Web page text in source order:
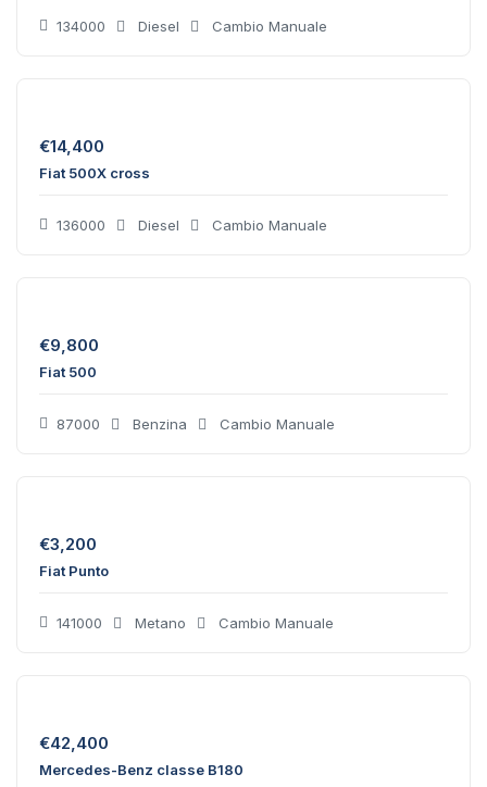
134000 Diesel Cambio Manuale
€14,400
Fiat 500X cross
136000 Diesel Cambio Manuale
€9,800
Fiat 500
87000 Benzina Cambio Manuale
€3,200
Fiat Punto
141000 Metano Cambio Manuale
€42,400
Mercedes-Benz classe B180